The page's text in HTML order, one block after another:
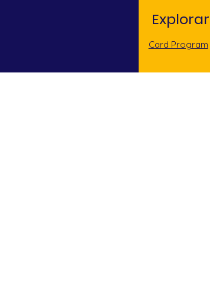
Explorar
Card Program